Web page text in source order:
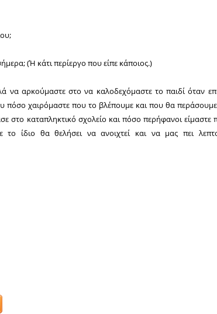
(Ή κάτι περίεργο που είπε κάποιος.)
να αρκούμαστε στο να καλοδεχόμαστε το παιδί όταν
πόσο χαιρόμαστε που το βλέπουμε και που θα
στο καταπληκτικό σχολείο και πόσο περήφανοι είμαστε
το ίδιο θα θελήσει να ανοιχτεί και να μας πει